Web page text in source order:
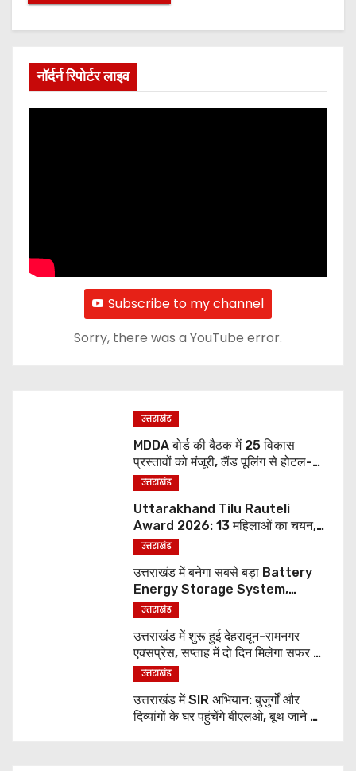
नॉर्दर्न रिपोर्टर लाइव
Subscribe to my channel
Sorry, there was a YouTube error.
उत्तराखंड
MDDA बोर्ड की बैठक में 25 विकास
प्रस्तावों को मंजूरी, लैंड पूलिंग से होटल-
पर्यटन परियोजनाओं को मिलेगी रफ्तार
उत्तराखंड
Uttarakhand Tilu Rauteli
Award 2026: 13 महिलाओं का चयन,
8 अगस्त को सीएम धामी करेंगे सम्मानित
उत्तराखंड
उत्तराखंड में बनेगा सबसे बड़ा Battery
Energy Storage System,
UJVNL लगाएगा 352 करोड़ का प्रोजेक्ट
उत्तराखंड
उत्तराखंड में शुरू हुई देहरादून-रामनगर
एक्सप्रेस, सप्ताह में दो दिन मिलेगा सफर का
नया विकल्प
उत्तराखंड
उत्तराखंड में SIR अभियान: बुजुर्गों और
दिव्यांगों के घर पहुंचेंगे बीएलओ, बूथ जाने की